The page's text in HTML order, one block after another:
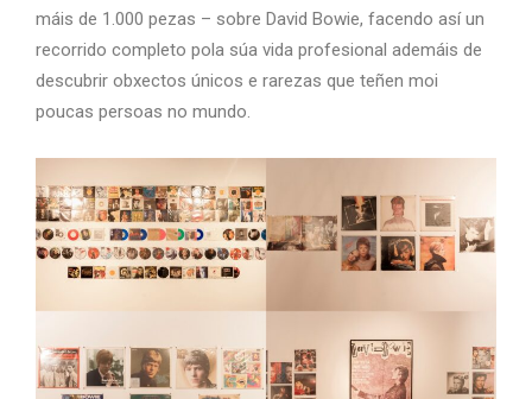
máis de 1.000 pezas – sobre David Bowie, facendo así un
recorrido completo pola súa vida profesional ademáis de
descubrir obxectos únicos e rarezas que teñen moi
poucas persoas no mundo.